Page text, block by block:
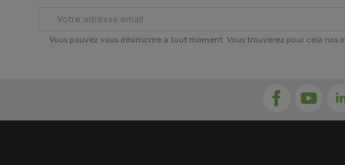
Vous pouvez vous désinscrire à tout moment. Vous trouverez pour cela